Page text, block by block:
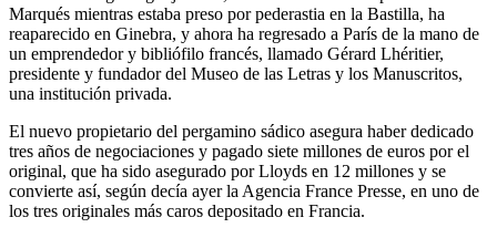
Marqués mientras estaba preso por pederastia en la Bastilla, ha
reaparecido en Ginebra, y ahora ha regresado a París de la mano de
un emprendedor y bibliófilo francés, llamado Gérard Lhéritier,
presidente y fundador del Museo de las Letras y los Manuscritos,
una institución privada.
El nuevo propietario del pergamino sádico asegura haber dedicado
tres años de negociaciones y pagado siete millones de euros por el
original, que ha sido asegurado por Lloyds en 12 millones y se
convierte así, según decía ayer la Agencia France Presse, en uno de
los tres originales más caros depositado en Francia.